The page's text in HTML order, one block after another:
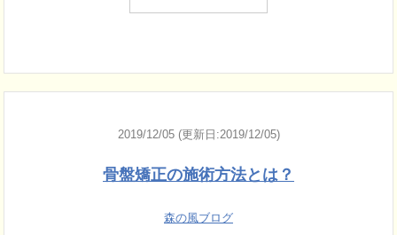
2019/12/05 (更新日:2019/12/05)
骨盤矯正の施術方法とは？
森の風ブログ